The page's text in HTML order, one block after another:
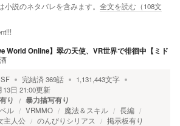
小説のネタバレを含みます。 全文を読む（108文
World Online】翠の天使、VR世界で徘徊中【ミド
SF 完結済369話 1,131,443文字
13日 21:00更新
り 暴力描写有り
ル VRMMO 魔法＆スキル
長編
主人公 のんびりシリアス 掲示板有り